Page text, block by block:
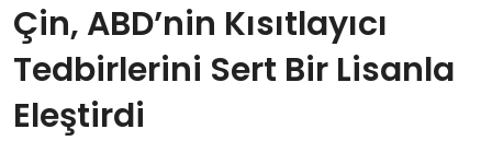
Çin, ABD’nin Kısıtlayıcı
Tedbirlerini Sert Bir Lisanla
Eleştirdi